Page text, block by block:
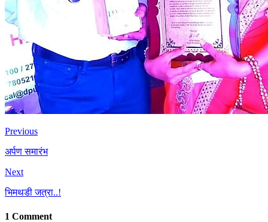
Previous
अर्पण समारंभ
Next
भिमथडी जत्रा..!
1 Comment